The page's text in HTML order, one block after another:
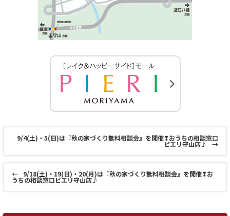
9/4(土)・5(日)は『秋の家づくり無料相談会』を開催❢おうちの相談窓口
ピエリ守山店♪ →
← 9/18(土)・19(日)・20(月)は『秋の家づくり無料相談会』を開催❢お
うちの相談窓口ピエリ守山店♪